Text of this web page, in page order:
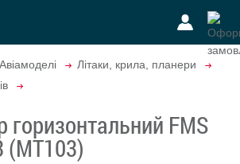
Авіамоделі
Літаки, крила, планери
горизонтальний FMS
(MT103)